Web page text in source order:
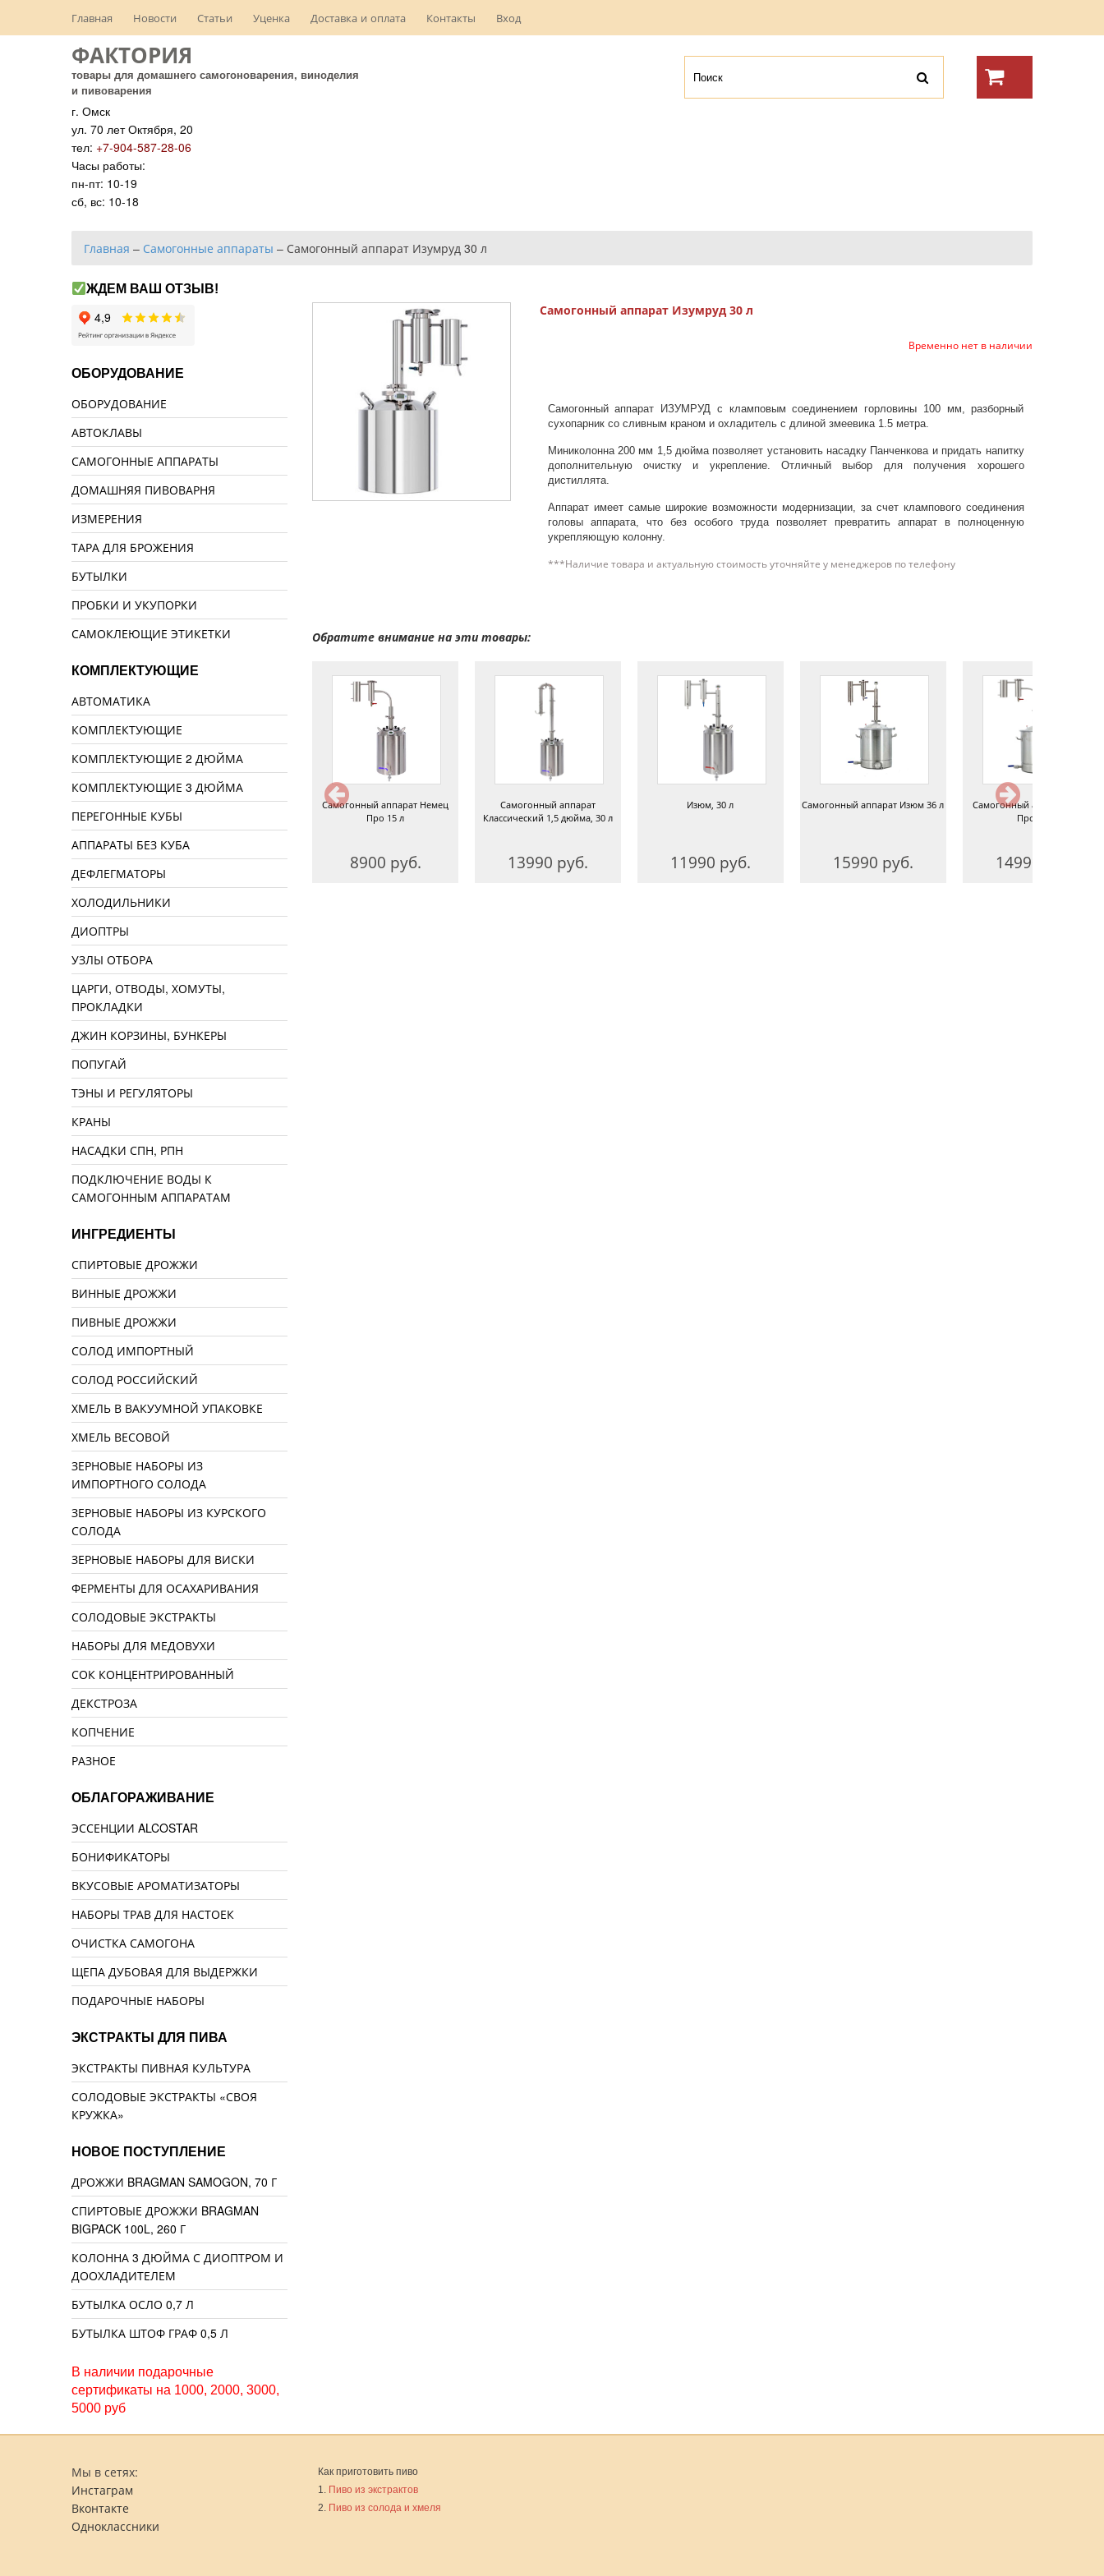
Главная Новости Статьи Уценка Доставка и оплата Контакты Вход
ФАКТОРИЯ
товары для домашнего самогоноварения, виноделия
и пивоварения
г. Омск
ул. 70 лет Октября, 20
тел: +7-904-587-28-06
Часы работы:
пн-пт: 10-19
сб, вс: 10-18
Главная – Самогонные аппараты – Самогонный аппарат Изумруд 30 л
Самогонный аппарат Изумруд 30 л
Временно нет в наличии
Самогонный аппарат ИЗУМРУД с кламповым соединением горловины 100 мм, разборный
сухопарник со сливным краном и охладитель с длиной змеевика 1.5 метра.
Миниколонна 200 мм 1,5 дюйма позволяет установить насадку Панченкова и придать напитку
дополнительную очистку и укрепление. Отличный выбор для получения хорошего
дистиллята.
Аппарат имеет самые широкие возможности модернизации, за счет клампового соединения
головы аппарата, что без особого труда позволяет превратить аппарат в полноценную
укрепляющую колонну.
***Наличие товара и актуальную стоимость уточняйте у менеджеров по телефону
Обратите внимание на эти товары:
аппарат Изюм 20 л
10990 руб.
Изюм 15 л
10490 руб.
Самогонный аппарат Немец
Про 15 л
8900 руб.
Самогонный аппарат
Классический 1,5 дюйма, 30 л
13990 руб.
Изюм, 30 л
11990 руб.
Самогонный аппарат Изюм 36 л
15990 руб.
Самогонный аппарат Немец
Про 36 л
14990 руб.
ЖДЕМ ВАШ ОТЗЫВ!
ОБОРУДОВАНИЕ
ОБОРУДОВАНИЕ
АВТОКЛАВЫ
САМОГОННЫЕ АППАРАТЫ
ДОМАШНЯЯ ПИВОВАРНЯ
ИЗМЕРЕНИЯ
ТАРА ДЛЯ БРОЖЕНИЯ
БУТЫЛКИ
ПРОБКИ И УКУПОРКИ
САМОКЛЕЮЩИЕ ЭТИКЕТКИ
КОМПЛЕКТУЮЩИЕ
АВТОМАТИКА
КОМПЛЕКТУЮЩИЕ
КОМПЛЕКТУЮЩИЕ 2 ДЮЙМА
КОМПЛЕКТУЮЩИЕ 3 ДЮЙМА
ПЕРЕГОННЫЕ КУБЫ
АППАРАТЫ БЕЗ КУБА
ДЕФЛЕГМАТОРЫ
ХОЛОДИЛЬНИКИ
ДИОПТРЫ
УЗЛЫ ОТБОРА
ЦАРГИ, ОТВОДЫ, ХОМУТЫ,
ПРОКЛАДКИ
ДЖИН КОРЗИНЫ, БУНКЕРЫ
ПОПУГАЙ
ТЭНЫ И РЕГУЛЯТОРЫ
КРАНЫ
НАСАДКИ СПН, РПН
ПОДКЛЮЧЕНИЕ ВОДЫ К
САМОГОННЫМ АППАРАТАМ
ИНГРЕДИЕНТЫ
СПИРТОВЫЕ ДРОЖЖИ
ВИННЫЕ ДРОЖЖИ
ПИВНЫЕ ДРОЖЖИ
СОЛОД ИМПОРТНЫЙ
СОЛОД РОССИЙСКИЙ
ХМЕЛЬ В ВАКУУМНОЙ УПАКОВКЕ
ХМЕЛЬ ВЕСОВОЙ
ЗЕРНОВЫЕ НАБОРЫ ИЗ
ИМПОРТНОГО СОЛОДА
ЗЕРНОВЫЕ НАБОРЫ ИЗ КУРСКОГО
СОЛОДА
ЗЕРНОВЫЕ НАБОРЫ ДЛЯ ВИСКИ
ФЕРМЕНТЫ ДЛЯ ОСАХАРИВАНИЯ
СОЛОДОВЫЕ ЭКСТРАКТЫ
НАБОРЫ ДЛЯ МЕДОВУХИ
СОК КОНЦЕНТРИРОВАННЫЙ
ДЕКСТРОЗА
КОПЧЕНИЕ
РАЗНОЕ
ОБЛАГОРАЖИВАНИЕ
ЭССЕНЦИИ ALCOSTAR
БОНИФИКАТОРЫ
ВКУСОВЫЕ АРОМАТИЗАТОРЫ
НАБОРЫ ТРАВ ДЛЯ НАСТОЕК
ОЧИСТКА САМОГОНА
ЩЕПА ДУБОВАЯ ДЛЯ ВЫДЕРЖКИ
ПОДАРОЧНЫЕ НАБОРЫ
ЭКСТРАКТЫ ДЛЯ ПИВА
ЭКСТРАКТЫ ПИВНАЯ КУЛЬТУРА
СОЛОДОВЫЕ ЭКСТРАКТЫ «СВОЯ
КРУЖКА»
НОВОЕ ПОСТУПЛЕНИЕ
ДРОЖЖИ BRAGMAN SAMOGON, 70 Г
СПИРТОВЫЕ ДРОЖЖИ BRAGMAN
BIGPACK 100L, 260 Г
КОЛОННА 3 ДЮЙМА С ДИОПТРОМ И
ДООХЛАДИТЕЛЕМ
БУТЫЛКА ОСЛО 0,7 Л
БУТЫЛКА ШТОФ ГРАФ 0,5 Л
В наличии подарочные
сертификаты на 1000, 2000, 3000,
5000 руб
Мы в сетях:
Инстаграм
Вконтакте
Одноклассники
Как приготовить пиво
1. Пиво из экстрактов
2. Пиво из солода и хмеля